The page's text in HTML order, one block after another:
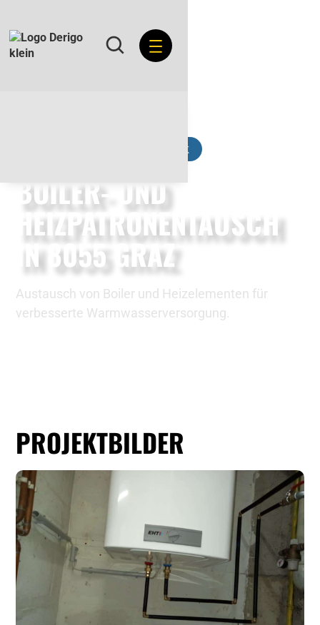
Wasser- und Sanitärtechnik
BOILER- UND
HEIZPATRONENTAUSCH
IN 8055 GRAZ
Austausch von Boiler und Heizelementen für
verbesserte Warmwasserversorgung.
PROJEKTBILDER